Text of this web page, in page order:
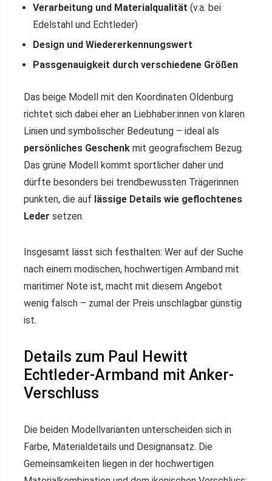
Verarbeitung und Materialqualität (v.a. bei
Edelstahl und Echtleder)
Design und Wiedererkennungswert
Passgenauigkeit durch verschiedene Größen
Das beige Modell mit den Koordinaten Oldenburg
richtet sich dabei eher an Liebhaber:innen von klaren
Linien und symbolischer Bedeutung – ideal als
persönliches Geschenk mit geografischem Bezug.
Das grüne Modell kommt sportlicher daher und
dürfte besonders bei trendbewussten Trägerinnen
punkten, die auf lässige Details wie geflochtenes
Leder setzen.
Insgesamt lässt sich festhalten: Wer auf der Suche
nach einem modischen, hochwertigen Armband mit
maritimer Note ist, macht mit diesem Angebot
wenig falsch – zumal der Preis unschlagbar günstig
ist.
Details zum Paul Hewitt
Echtleder-Armband mit Anker-
Verschluss
Die beiden Modellvarianten unterscheiden sich in
Farbe, Materialdetails und Designansatz. Die
Gemeinsamkeiten liegen in der hochwertigen